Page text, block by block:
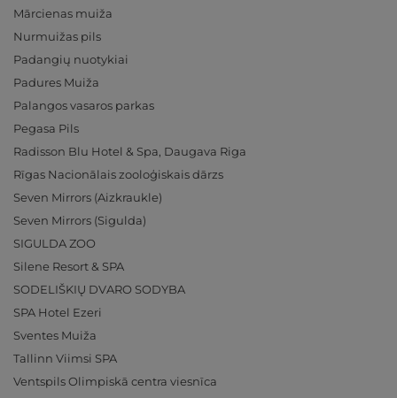
Mārcienas muiža
Nurmuižas pils
Padangių nuotykiai
Padures Muiža
Palangos vasaros parkas
Pegasa Pils
Radisson Blu Hotel & Spa, Daugava Riga
Rīgas Nacionālais zooloģiskais dārzs
Seven Mirrors (Aizkraukle)
Seven Mirrors (Sigulda)
SIGULDA ZOO
Silene Resort & SPA
SODELIŠKIŲ DVARO SODYBA
SPA Hotel Ezeri
Sventes Muiža
Tallinn Viimsi SPA
Ventspils Olimpiskā centra viesnīca